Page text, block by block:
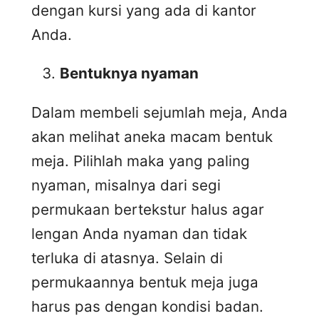
dengan kursi yang ada di kantor
Anda.
Bentuknya nyaman
Dalam membeli sejumlah meja, Anda
akan melihat aneka macam bentuk
meja. Pilihlah maka yang paling
nyaman, misalnya dari segi
permukaan bertekstur halus agar
lengan Anda nyaman dan tidak
terluka di atasnya. Selain di
permukaannya bentuk meja juga
harus pas dengan kondisi badan.